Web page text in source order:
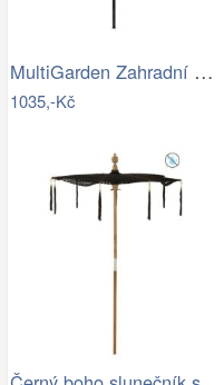
MultiGarden Zahradní slunečník Kosy…
1035,-Kč